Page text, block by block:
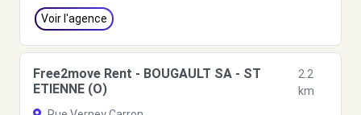
Voir l'agence
Free2move Rent - BOUGAULT SA - ST
ETIENNE (O)
2.2
km